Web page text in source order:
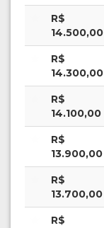
R$
14.500,00
R$
14.300,00
R$
14.100,00
R$
13.900,00
R$
13.700,00
R$